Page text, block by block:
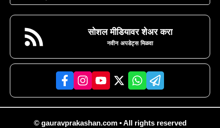
सोशल मीडियावर शेअर करा
नवीन अपडेट्स मिळवा
© gauravprakashan.com • All rights reserved